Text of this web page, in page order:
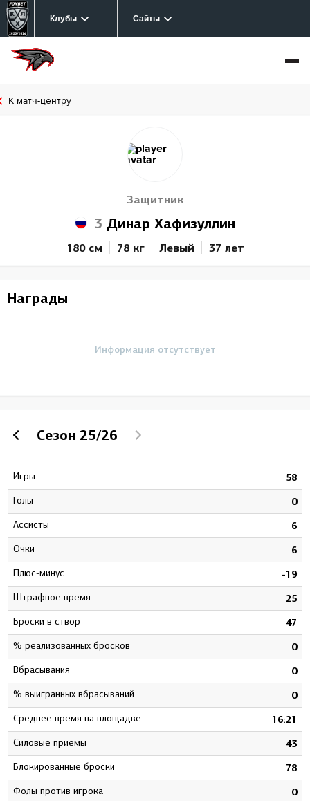
Клубы Сайты
К матч-центру
Защитник
3 Динар Хафизуллин
180 см 78 кг Левый 37 лет
Награды
Информация отсутствует
Сезон 25/26
Игры 58
Голы 0
Ассисты 6
Очки 6
Плюс-минус -19
штрафное время 25
Броски в створ 47
% реализованных бросков 0
Вбрасывания 0
% выигранных вбрасываний 0
Среднее время на площадке 16:21
Силовые приемы 43
Блокированные броски 78
Фолы против игрока 0